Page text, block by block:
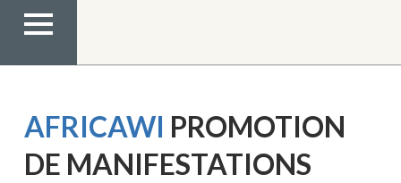
contenu
MENU
AFRICAWI PROMOTION
DE MANIFESTATIONS